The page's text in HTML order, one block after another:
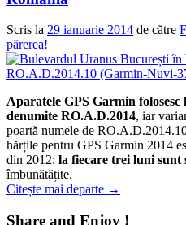
Scris la 29 ianuarie 2014 de către
părerea!
Aparatele GPS Garmin
denumite RO.A.D.2014, iar
poartă numele de
hărțile pentru GPS Garmin 2014
din 2012: la fiecare trei luni sunt
îmbunătățite.
Citește mai departe →
Share and Enjoy !